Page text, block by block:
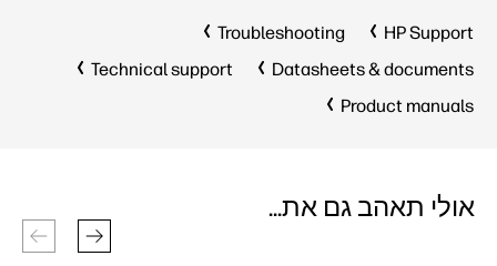
HP Support
Troubleshooting
Datasheets & documents
Technical support
Product manuals
אולי תאהב גם את...